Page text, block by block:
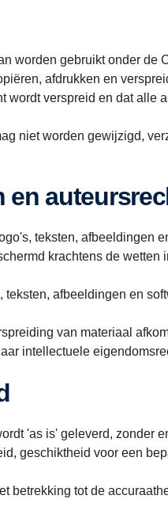
worden gebruikt onder de
afdrukken en
wordt verspreid en dat
niet worden gewijzigd,
en
teksten, afbeeldingen
krachtens de
teksten, afbeeldingen en
van materiaal
intellectuele
'as is' geleverd, zonder
geschiktheid voor een
betrekking tot de